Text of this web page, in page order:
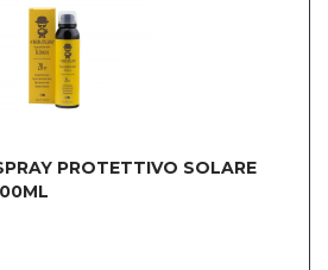
PROTETTIVO SOLARE